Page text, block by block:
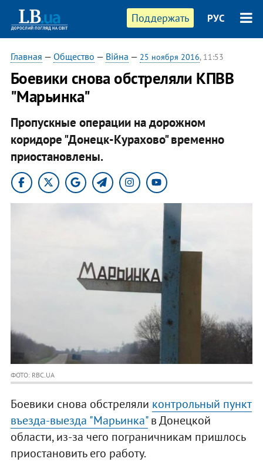
Поддержать РУС
Главная — Общество — Війна — 25 ноября 2016, 11:53
Боевики снова обстреляли КПВВ
"Марьинка"
Пропускные операции на дорожном
коридоре "Донецк-Курахово" временно
приостановлены.
ФОТО: RBC.UA
Боевики снова обстреляли контрольный пункт
въезда-выезда "Марьинка"в Донецкой
области, из-за чего пограничникам пришлось
приостановить его работу.